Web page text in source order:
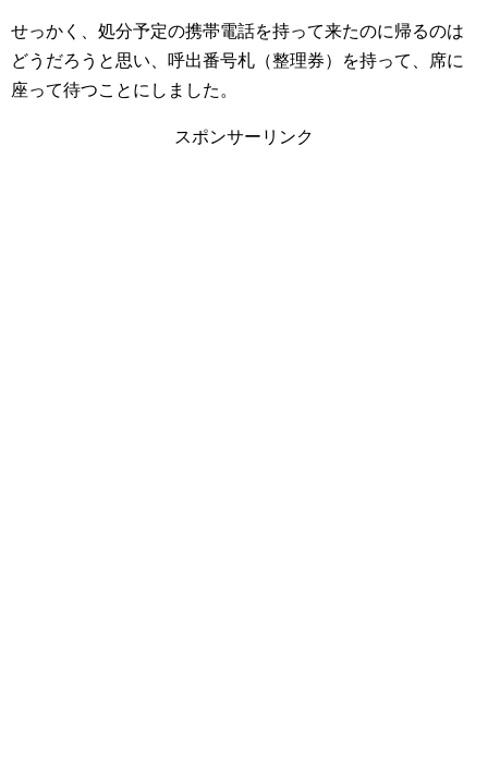
せっかく、処分予定の携帯電話を持って来たのに帰るのは
どうだろうと思い、呼出番号札（整理券）を持って、席に
座って待つことにしました。
スポンサーリンク